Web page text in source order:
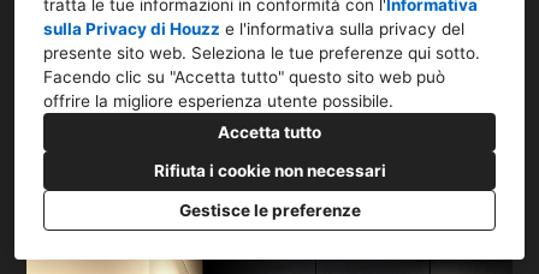
tratta le tue informazioni in conformità con l'Informativa
sulla Privacy di Houzz e l'informativa sulla privacy del
presente sito web. Seleziona le tue preferenze qui sotto.
Facendo clic su "Accetta tutto" questo sito web può
offrire la migliore esperienza utente possibile.
Accetta tutto
Rifiuta i cookie non necessari
Gestisce le preferenze